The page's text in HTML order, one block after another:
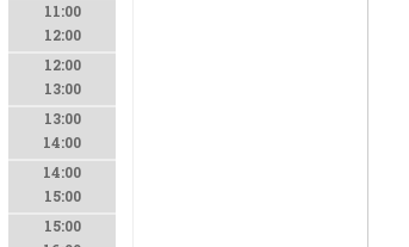
11:00
12:00
12:00
13:00
13:00
14:00
14:00
15:00
15:00